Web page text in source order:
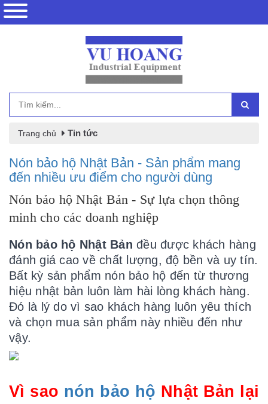
Trang chủ Tin tức
Nón bảo hộ Nhật Bản - Sản phẩm mang
đến nhiều ưu điểm cho người dùng
Nón bảo hộ Nhật Bản - Sự lựa chọn thông
minh cho các doanh nghiệp
Nón bảo hộ Nhật Bản đều được khách hàng
đánh giá cao về chất lượng, độ bền và uy tín.
Bất kỳ sản phẩm nón bảo hộ đến từ thương
hiệu nhật bản luôn làm hài lòng khách hàng.
Đó là lý do vì sao khách hàng luôn yêu thích
và chọn mua sản phẩm này nhiều đến như
vậy.
Vì sao nón bảo hộ Nhật Bản lại